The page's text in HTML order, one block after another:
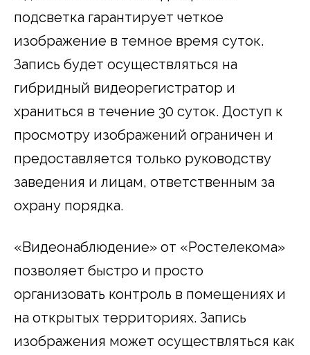
подсветка гарантирует четкое
изображение в темное время суток.
Запись будет осуществляться на
гибридный видеорегистратор и
храниться в течение 30 суток. Доступ к
просмотру изображений ограничен и
предоставляется только руководству
заведения и лицам, ответственным за
охрану порядка.
«Видеонаблюдение» от «Ростелекома»
позволяет быстро и просто
организовать контроль в помещениях и
на открытых территориях. Запись
изображения может осуществляться как